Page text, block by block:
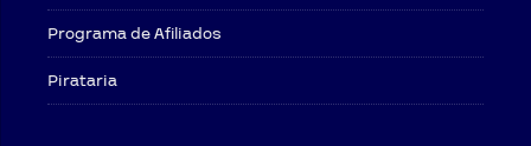
Programa de Afiliados
Pirataria